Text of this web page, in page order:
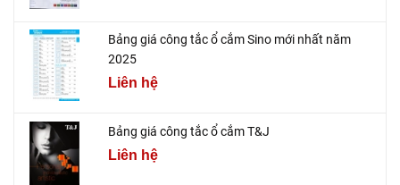
Bảng giá công tắc ổ cắm Sino mới nhất năm
2025
Liên hệ
Bảng giá công tắc ổ cắm T&J
Liên hệ